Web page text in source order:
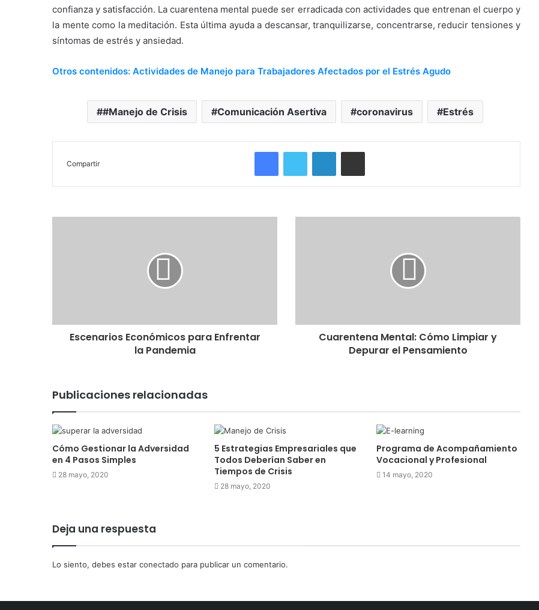
confianza y satisfacción. La cuarentena mental puede ser erradicada con actividades que entrenan el cuerpo y
la mente como la meditación. Esta última ayuda a descansar, tranquilizarse, concentrarse, reducir tensiones y
síntomas de estrés y ansiedad.
Otros contenidos: Actividades de Manejo para Trabajadores Afectados por el Estrés Agudo
#Manejo de Crisis Comunicación Asertiva coronavirus Estrés
Compartir
Escenarios Económicos para Enfrentar
la Pandemia
Cuarentena Mental: Cómo Limpiar y
Depurar el Pensamiento
Publicaciones relacionadas
Cómo Gestionar la Adversidad
en 4 Pasos Simples
28 mayo, 2020
5 Estrategias Empresariales que
Todos Deberían Saber en
Tiempos de Crisis
28 mayo, 2020
Programa de Acompañamiento
Vocacional y Profesional
14 mayo, 2020
Deja una respuesta
Lo siento, debes estar conectado para publicar un comentario.